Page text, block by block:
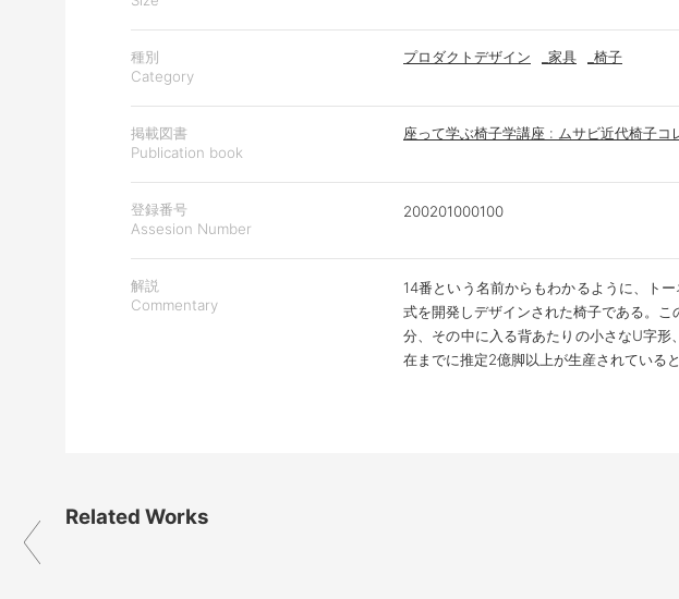
種別
Category
プロダクトデザイン _家具 _椅子
掲載図書
Publication book
座って学ぶ椅子学講座 : ムサビ近代椅子
登録番号
Assesion Number
200201000100
解説
Commentary
14番という名前からもわかるように、ト
式を開発しデザインされた椅子である。
分、その中に入る背あたりの小さなU字
在までに推定2億脚以上が生産されていると
Related Works